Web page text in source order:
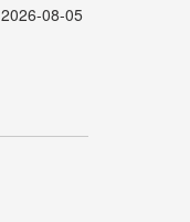
2026-08-05